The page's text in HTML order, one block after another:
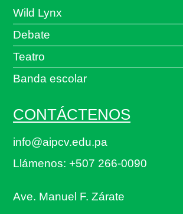
Wild Lynx
Debate
Teatro
Banda escolar
CONTÁCTENOS
info@aipcv.edu.pa
Llámenos: +507 266-0090
Ave. Manuel F. Zárate